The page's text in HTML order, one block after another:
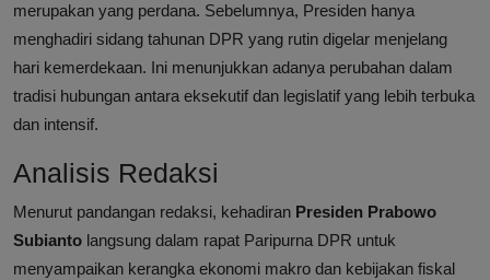
merupakan yang perdana. Sebelumnya, Presiden hanya
menghadiri sidang tahunan DPR yang rutin digelar menjelang
hari kemerdekaan. Ini menunjukkan adanya perubahan dalam
tradisi hubungan antara eksekutif dan legislatif yang lebih terbuka
dan intensif.
Analisis Redaksi
Menurut pandangan redaksi, kehadiran Presiden Prabowo
Subianto langsung dalam rapat Paripurna DPR untuk
menyampaikan kerangka ekonomi makro dan kebijakan fiskal